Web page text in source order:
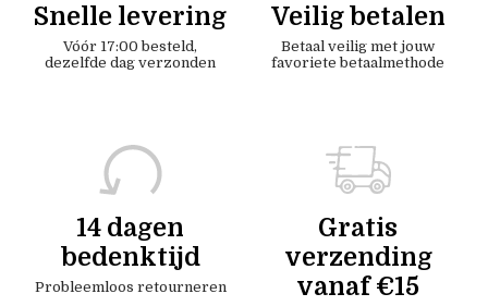
Snelle levering
Vóór 17:00 besteld,
dezelfde dag verzonden
Veilig betalen
Betaal veilig met jouw
favoriete betaalmethode
14 dagen
bedenktijd
Probleemloos retourneren
Gratis
verzending
vanaf €15